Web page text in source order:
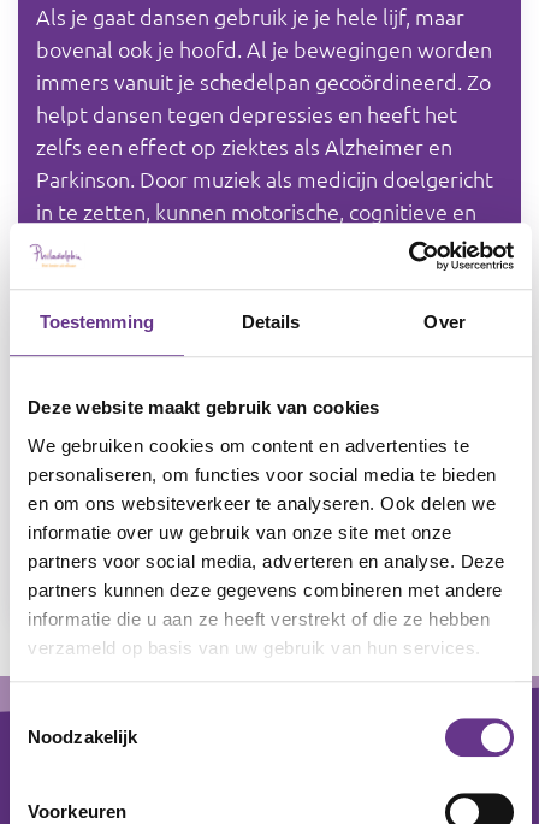
Toestemming Details Over
Deze website maakt gebruik van cookies
We gebruiken cookies om content en advertenties te
personaliseren, om functies voor social media te bieden
en om ons websiteverkeer te analyseren. Ook delen we
informatie over uw gebruik van onze site met onze
partners voor social media, adverteren en analyse. Deze
partners kunnen deze gegevens combineren met andere
informatie die u aan ze heeft verstrekt of die ze hebben
verzameld op basis van uw gebruik van hun services.
Toestemmingsselectie
Noodzakelijk
Voorkeuren
Als je gaat dansen gebruik je je hele lijf, maar
bovenal ook je hoofd. Al je bewegingen worden
immers vanuit je schedelpan gecoördineerd. Zo
helpt dansen tegen depressies en heeft het
zelfs een effect op ziektes als Alzheimer en
Parkinson. Door muziek als medicijn doelgericht
in te zetten, kunnen motorische, cognitieve en
spraakproblemen verbeteren. Veel
Parkinsonpatiënten hebben baat bij muziek als
Muziek verhoogt ook tijdens het sporten het
uithoudingsvermogen én plezier. Uit onderzoek
uitgevoerd aan de Engelse Brunel University is
gebleken dat je door te sporten op muziek je
uithoudingsvermogen met maar liefst 15 %
vergroot. Wel moet je dan trainen met de juiste
beats, 120 tot 140 per minuut, op.
Footer